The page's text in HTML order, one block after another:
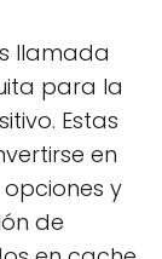
llamada
para la
Estas
en
y
de